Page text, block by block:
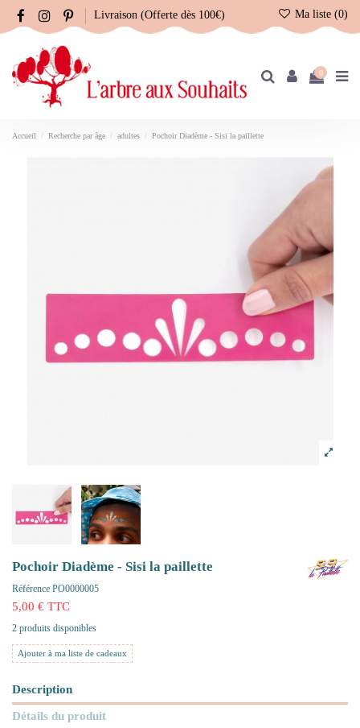
Livraison (Offerte dès 100€) Ma liste (0)
0
Accueil Recherche par âge adultes Pochoir Diadème - Sisi la paillette
Pochoir Diadème - Sisi la paillette
Référence PO0000005
5,00 € TTC
2 produits disponibles
Ajouter à ma liste de cadeaux
Description
Détails du produit